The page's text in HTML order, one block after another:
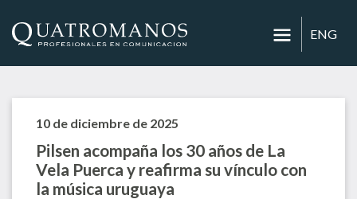
ENG
10 de diciembre de 2025
Pilsen acompaña los 30 años de La
Vela Puerca y reafirma su vínculo con
la música uruguaya